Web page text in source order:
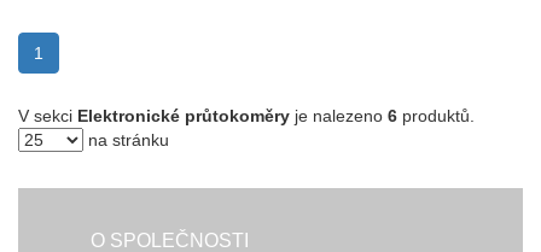
1
V sekci Elektronické průtokoměry je nalezeno 6 produktů.
na stránku
O SPOLEČNOSTI